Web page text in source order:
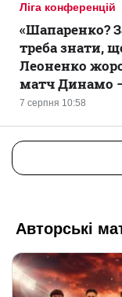
Ліга конференцій
7 серпня 10:58
«Шапаренко?
треба знати,
Леоненко
матч Динамо
Авторські